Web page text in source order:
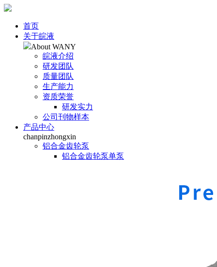
首页
关于皖液
About WANY
皖液介绍
研发团队
质量团队
生产能力
资质荣誉
研发实力
公司刊物样本
产品中心
chanpinzhongxin
铝合金齿轮泵
铝合金齿轮泵单泵